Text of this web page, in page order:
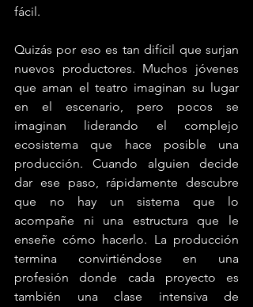
fácil.
Quizás por eso es tan difícil que surjan
nuevos productores. Muchos jóvenes
que aman el teatro imaginan su lugar
en el escenario, pero pocos se
imaginan liderando el complejo
ecosistema que hace posible una
producción. Cuando alguien decide
dar ese paso, rápidamente descubre
que no hay un sistema que lo
acompañe ni una estructura que le
enseñe cómo hacerlo. La producción
termina convirtiéndose en una
profesión donde cada proyecto es
también una clase intensiva de